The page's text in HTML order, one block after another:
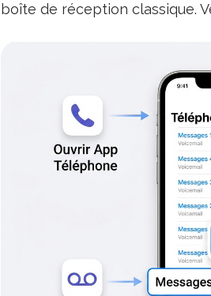
boîte de réception classique.